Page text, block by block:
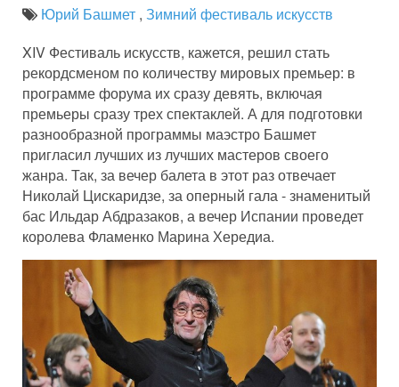
Юрий Башмет , Зимний фестиваль искусств
XIV Фестиваль искусств, кажется, решил стать
рекордсменом по количеству мировых премьер: в
программе форума их сразу девять, включая
премьеры сразу трех спектаклей. А для подготовки
разнообразной программы маэстро Башмет
пригласил лучших из лучших мастеров своего
жанра. Так, за вечер балета в этот раз отвечает
Николай Цискаридзе, за оперный гала - знаменитый
бас Ильдар Абдразаков, а вечер Испании проведет
королева Фламенко Марина Хередиа.